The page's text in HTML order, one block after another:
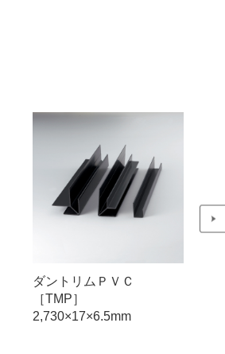
ダントリムＰＶＣ
［TMP］
2,730×17×8.5mm